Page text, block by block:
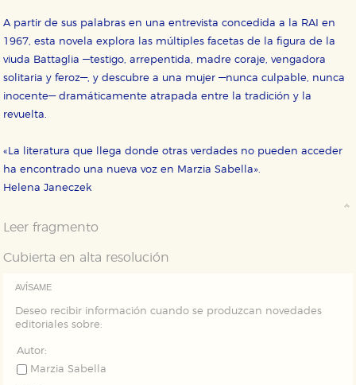
A partir de sus palabras en una entrevista concedida a la RAI en
1967, esta novela explora las múltiples facetas de la figura de la
viuda Battaglia —testigo, arrepentida, madre coraje, vengadora
solitaria y feroz—, y descubre a una mujer —nunca culpable, nunca
inocente— dramáticamente atrapada entre la tradición y la
revuelta.
«La literatura que llega donde otras verdades no pueden acceder
ha encontrado una nueva voz en Marzia Sabella».
Helena Janeczek
Leer fragmento
Cubierta en alta resolución
AVÍSAME
Deseo recibir información cuando se produzcan novedades
editoriales sobre:
Autor:
Marzia Sabella
Cookies de publicidad y redes sociales
Estas cookies son gestionadas por nuestros socios
publicitarios y se utilizan para mostrar publicidad
almacenan directamente información personal sino
que se basan en la identificación única de su
navegador y dispositivo de internet.
GUARDAR CONFIGURACIÓN